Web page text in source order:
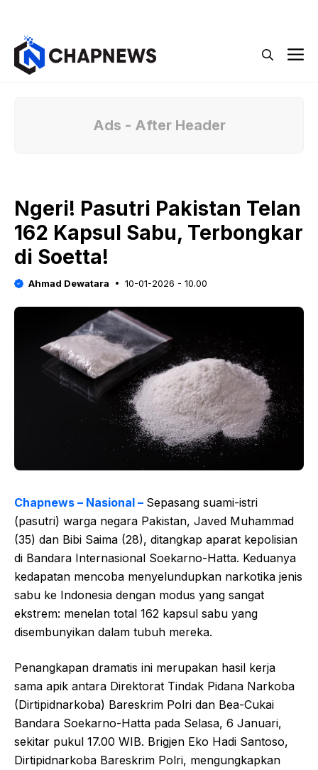
Ads - After Header
Ngeri! Pasutri Pakistan Telan
162 Kapsul Sabu, Terbongkar
di Soetta!
Ahmad Dewatara 10-01-2026 - 10.00
Chapnews – Nasional – Sepasang suami-istri
(pasutri) warga negara Pakistan, Javed Muhammad
(35) dan Bibi Saima (28), ditangkap aparat kepolisian
di Bandara Internasional Soekarno-Hatta. Keduanya
kedapatan mencoba menyelundupkan narkotika jenis
sabu ke Indonesia dengan modus yang sangat
ekstrem: menelan total 162 kapsul sabu yang
disembunyikan dalam tubuh mereka.
Penangkapan dramatis ini merupakan hasil kerja
sama apik antara Direktorat Tindak Pidana Narkoba
(Dirtipidnarkoba) Bareskrim Polri dan Bea-Cukai
Bandara Soekarno-Hatta pada Selasa, 6 Januari,
sekitar pukul 17.00 WIB. Brigjen Eko Hadi Santoso,
Dirtipidnarkoba Bareskrim Polri, mengungkapkan